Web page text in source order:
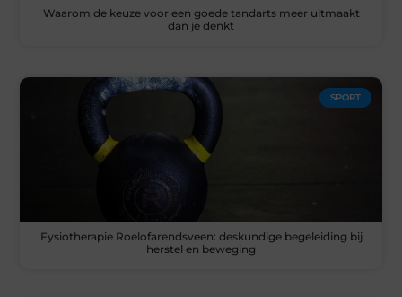
Waarom de keuze voor een goede tandarts meer uitmaakt
dan je denkt
SPORT
Fysiotherapie Roelofarendsveen: deskundige begeleiding bij
herstel en beweging